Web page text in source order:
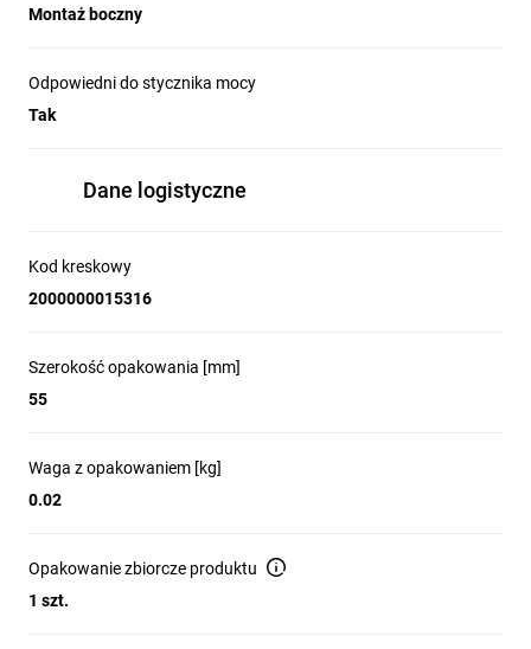
Montaż boczny
Odpowiedni do stycznika mocy
Tak
Dane logistyczne
Kod kreskowy
2000000015316
Szerokość opakowania [mm]
55
Waga z opakowaniem [kg]
0.02
Opakowanie zbiorcze produktu
1 szt.